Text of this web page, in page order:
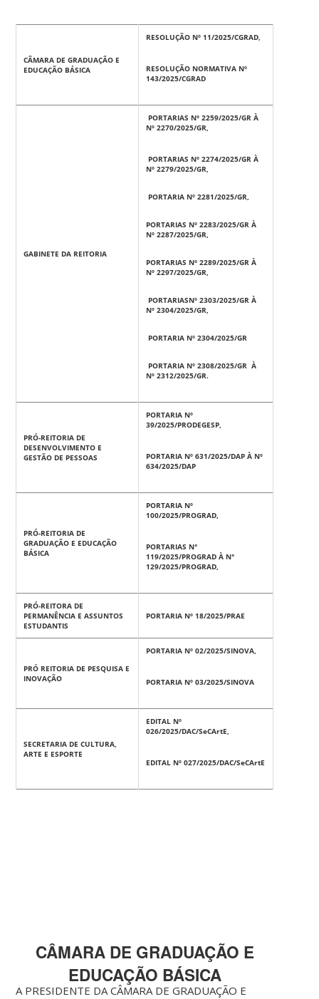
CÂMARA DE GRADUAÇÃO E
EDUCAÇÃO BÁSICA
RESOLUÇÃO Nº 11/2025/CGRAD,
RESOLUÇÃO NORMATIVA Nº
143/2025/CGRAD
GABINETE DA REITORIA
PORTARIAS Nº 2259/2025/GR À
Nº 2270/2025/GR,
PORTARIAS Nº 2274/2025/GR À
Nº 2279/2025/GR,
PORTARIA Nº 2281/2025/GR,
PORTARIAS Nº 2283/2025/GR À
Nº 2287/2025/GR,
PORTARIAS Nº 2289/2025/GR À
Nº 2297/2025/GR,
PORTARIASNº 2303/2025/GR À
Nº 2304/2025/GR,
PORTARIA Nº 2304/2025/GR
PORTARIA Nº 2308/2025/GR À
Nº 2312/2025/GR.
PRÓ-REITORIA DE
DESENVOLVIMENTO E
GESTÃO DE PESSOAS
PORTARIA Nº
39/2025/PRODEGESP,
PORTARIA Nº 631/2025/DAP À Nº
634/2025/DAP
PRÓ-REITORIA DE
GRADUAÇÃO E EDUCAÇÃO
BÁSICA
PORTARIA Nº
100/2025/PROGRAD,
PORTARIAS N°
119/2025/PROGRAD À N°
129/2025/PROGRAD,
PRÓ-REITORA DE
PERMANÊNCIA E ASSUNTOS
ESTUDANTIS
PORTARIA Nº 18/2025/PRAE
PRÓ REITORIA DE PESQUISA E
INOVAÇÃO
PORTARIA Nº 02/2025/SINOVA,
PORTARIA Nº 03/2025/SINOVA
SECRETARIA DE CULTURA,
ARTE E ESPORTE
EDITAL Nº
026/2025/DAC/SeCArtE,
EDITAL Nº 027/2025/DAC/SeCArtE
CÂMARA DE GRADUAÇÃO E
EDUCAÇÃO BÁSICA
A PRESIDENTE DA CÂMARA DE GRADUAÇÃO E